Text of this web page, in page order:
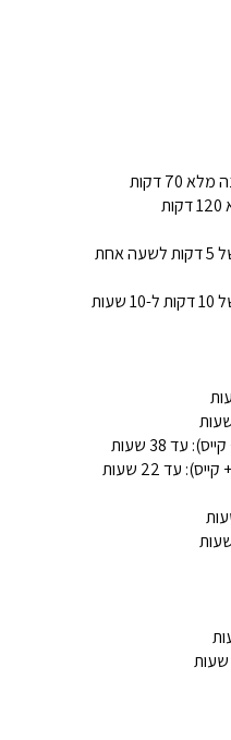
השמעה עם ANC כבוי - טעינה של 5 דקות לשעה אחת
השמעה עם ANC כבוי - טעינה של 10 דקות ל-10 שעות